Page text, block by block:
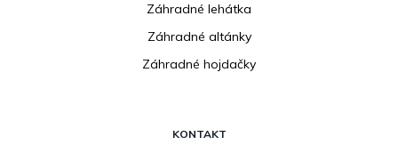
Záhradné lehátka
Záhradné altánky
Záhradné hojdačky
KONTAKT